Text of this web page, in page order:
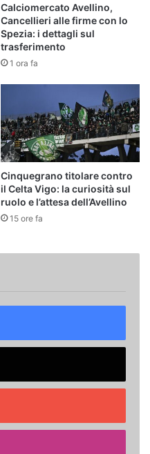
Calciomercato Avellino,
Cancellieri alle firme con lo
Spezia: i dettagli sul
trasferimento
1 ora fa
Cinquegrano titolare contro
il Celta Vigo: la curiosità sul
ruolo e l’attesa dell’Avellino
15 ore fa